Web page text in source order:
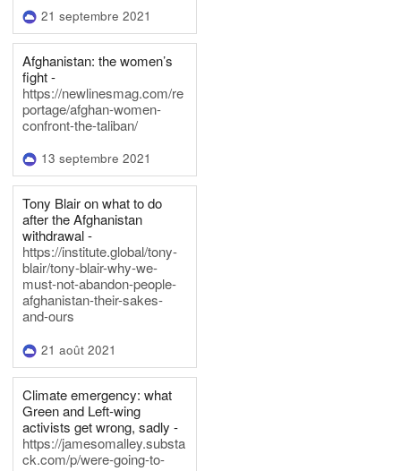
21 septembre 2021
Afghanistan: the women’s
fight -
https://newlinesmag.com/re
portage/afghan-women-
confront-the-taliban/
13 septembre 2021
Tony Blair on what to do
after the Afghanistan
withdrawal -
https://institute.global/tony-
blair/tony-blair-why-we-
must-not-abandon-people-
afghanistan-their-sakes-
and-ours
21 août 2021
Climate emergency: what
Green and Left-wing
activists get wrong, sadly -
https://jamesomalley.substa
ck.com/p/were-going-to-